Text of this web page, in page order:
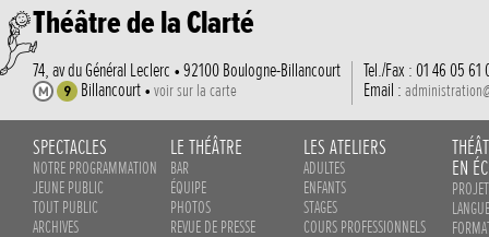
Théâtre de la Clarté
74, av du Général Leclerc • 92100 Boulogne-Billancourt
Billancourt • voir sur la carte
Tel./Fax : 01 46 05
Email :
SPECTACLES
NOTRE PROGRAMMATION
JEUNE PUBLIC
TOUT PUBLIC
ARCHIVES
LE THÉÂTRE
BAR
ÉQUIPE
PHOTOS
REVUE DE PRESSE
LES ATELIERS
ADULTES
ENFANTS
STAGES
COURS PROFESSIONNELS
EN